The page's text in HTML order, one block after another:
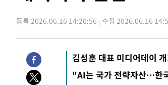
-7869초 전 >"美간섭에 합의 지연"…트럼프, '이란
-4389초 전 >[속보]산업장관 "李정부, 원전 반대
-3086초 전 >
[속보]경찰, '홍명보 선임 논란' 대한
-29309초 전 >
[속보]합참 "北 발사체는 단거리탄
화"
-29057초 전 >
등록 2026.06.16 14:20:56 수정 2026.06.16
김성훈 대표 미디어데이
"AI는 국가 전략자산…한